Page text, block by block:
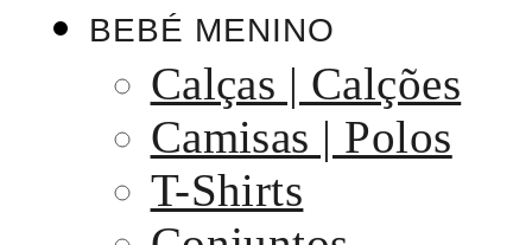
BEBÉ MENINO
Calças | Calções
Camisas | Polos
T-Shirts